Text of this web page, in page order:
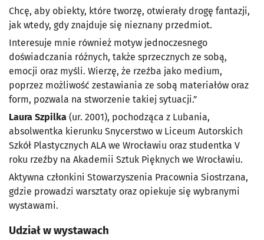
Chcę, aby obiekty, które tworzę, otwierały drogę fantazji,
jak wtedy, gdy znajduje się nieznany przedmiot.
Interesuje mnie również motyw jednoczesnego
doświadczania różnych, także sprzecznych ze sobą,
emocji oraz myśli. Wierzę, że rzeźba jako medium,
poprzez możliwość zestawiania ze sobą materiałów oraz
form, pozwala na stworzenie takiej sytuacji.”
Laura Szpilka (ur. 2001), pochodząca z Lubania,
absolwentka kierunku Snycerstwo w Liceum Autorskich
Szkół Plastycznych ALA we Wrocławiu oraz studentka V
roku rzeźby na Akademii Sztuk Pięknych we Wrocławiu.
Aktywna członkini Stowarzyszenia Pracownia Siostrzana,
gdzie prowadzi warsztaty oraz opiekuje się wybranymi
wystawami.
Udział w wystawach